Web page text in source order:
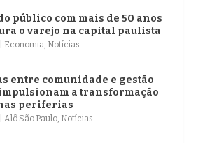
público com mais de 50 anos
o varejo na capital paulista
Economia Notícias
entre comunidade e gestão
a transformação
periferias
Alô São Paulo Notícias